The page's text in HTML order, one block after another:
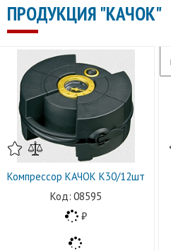
ПРОДУКЦИЯ "КАЧОК"
Компрессор КАЧОК К30/12шт
08595